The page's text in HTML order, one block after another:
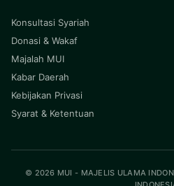
Konsultasi Syariah
Donasi & Wakaf
Majalah MUI
Kabar Daerah
Kebijakan Privasi
Syarat & Ketentuan
© 2026 MUI - MAJELIS ULAMA